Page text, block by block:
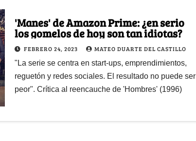
'Manes' de Amazon Prime: ¿en serio
los gomelos de hoy son tan idiotas?
FEBRERO 24, 2023 MATEO DUARTE DEL CASTILLO
"La serie se centra en start-ups, emprendimientos,
reguetón y redes sociales. El resultado no puede ser
peor". Crítica al reencauche de 'Hombres' (1996)